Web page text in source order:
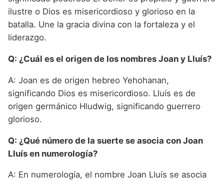
ilustre o Dios es misericordioso y glorioso en la
batalla. Une la gracia divina con la fortaleza y el
liderazgo.
Q: ¿Cuál es el origen de los nombres Joan y Lluís?
A: Joan es de origen hebreo Yehohanan,
significando Dios es misericordioso. Lluís es de
origen germánico Hludwig, significando guerrero
glorioso.
Q: ¿Qué número de la suerte se asocia con Joan
Lluís en numerología?
A: En numerología, el nombre Joan Lluís se asocia